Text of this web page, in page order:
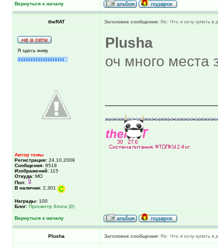
Вернуться к началу
theRAT Заголовок сообщения: Re: Что я хочу купить
Я здесь живу
Автор темы
Регистрация: 24.10.2009
Сообщения: 8518
Изображений: 115
Откуда: МО
Пол:
В наличии: 2,301
Награды: 100
Блог: Просмотр блога (0)
Plusha
оч много места
Вернуться к началу
Plusha Заголовок сообщения: Re: Что я хочу купить